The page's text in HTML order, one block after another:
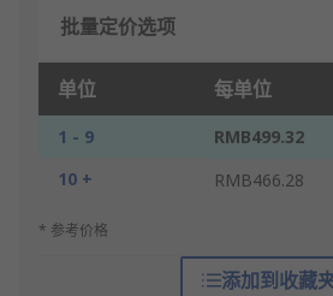
批量定价选项
单位 每单位
1 - 9
RMB499.32
10 +
RMB466.28
* 参考价格
添加到收藏